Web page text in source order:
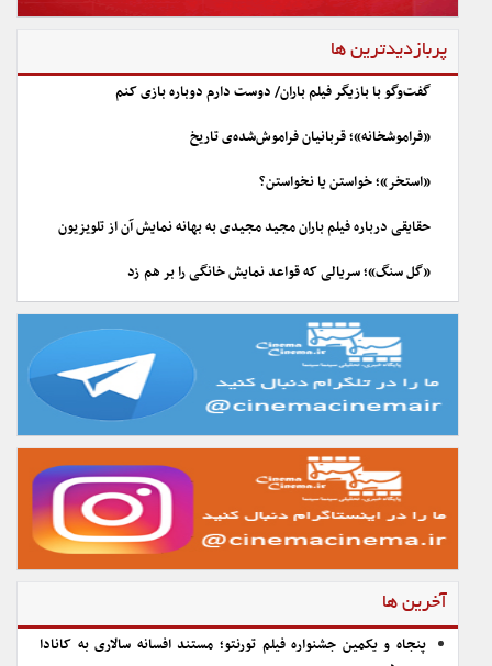
پربازدیدترین ها
گفت‌وگو با بازیگر فیلم باران/ دوست دارم دوباره بازی کنم
«فراموشخانه»؛ قربانیان فراموش‌شده‌ی تاریخ
«استخر»؛ خواستن یا نخواستن؟
حقایقی درباره فیلم باران مجید مجیدی به بهانه نمایش آن از تلویزیون
«گل سنگ»؛ سریالی که قواعد نمایش خانگی را بر هم زد
آخرین ها
پنجاه و یکمین جشنواره فیلم تورنتو؛ مستند افسانه سالاری به کانادا